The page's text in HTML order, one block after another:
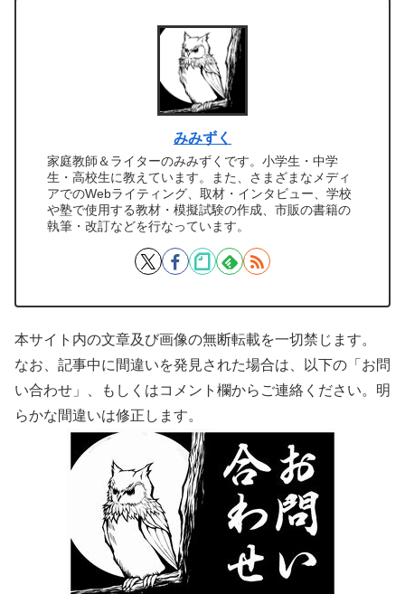
みみずく
家庭教師＆ライターのみみずくです。小学生・中学
生・高校生に教えています。また、さまざまなメディ
アでのWebライティング、取材・インタビュー、学校
や塾で使用する教材・模擬試験の作成、市販の書籍の
執筆・改訂などを行なっています。
本サイト内の文章及び画像の無断転載を一切禁じます。
なお、記事中に間違いを発見された場合は、以下の「お問
い合わせ」、もしくはコメント欄からご連絡ください。明
らかな間違いは修正します。